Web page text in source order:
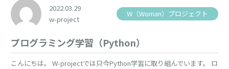
2022.03.29
w-project
W（Woman）プロジェクト
プログラミング学習（Python）
こんにちは。 W-projectでは只今Python学習に取り組んでいます。 ロ